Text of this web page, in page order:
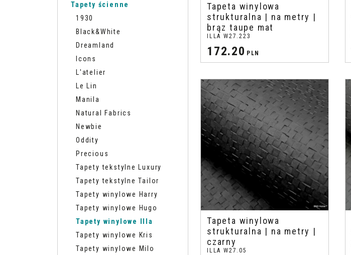
Tapeta winylowa
strukturalna | na metry |
brąz taupe mat
ILLA W27.223
172.20 PLN
Tapeta winylowa
strukturalna | na metry |
czarny
ILLA W27.05
Tapety ścienne
1930
Black&White
Dreamland
Icons
L'atelier
Le Lin
Manila
Natural Fabrics
Newbie
Oddity
Precious
Tapety tekstylne Luxury
Tapety tekstylne Tailor
Tapety winylowe Harry
Tapety winylowe Hugo
Tapety winylowe Illa
Tapety winylowe Kris
Tapety winylowe Milo